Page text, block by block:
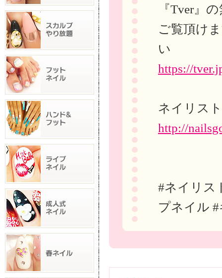
『Tver』
ご覧頂け
い
https://
ネイリス
http://
#ネイリス
プネイル